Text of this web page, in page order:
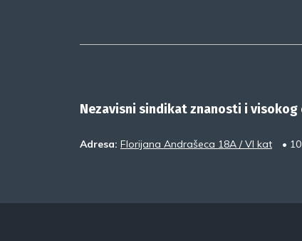
Nezavisni sindikat znanosti i visokog
Adresa: Florijana Andrašeca 18A / VI kat •